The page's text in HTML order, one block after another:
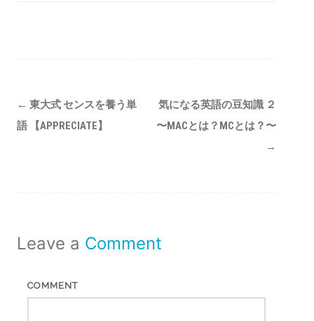
Post
navigation
← 東大式 センスを養う単
語 【APPRECIATE】
気になる英語の豆知識 ２
〜MACとは？MCとは？〜
→
Leave a Comment
COMMENT